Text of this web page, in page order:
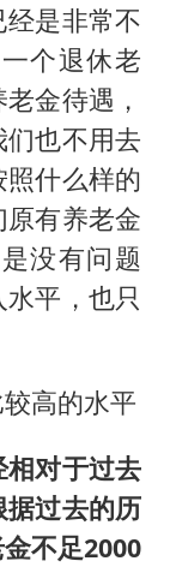
是非常不
个退休老
金待遇，
也不用去
什么样的
有养老金
没有问题
平，也只
高的水平
相对于过去
过去的历
不足2000